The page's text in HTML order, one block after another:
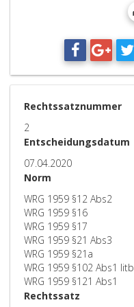
Rechtssatznummer
2
Entscheidungsdatum
07.04.2020
Norm
WRG 1959 §12 Abs2
WRG 1959 §16
WRG 1959 §17
WRG 1959 §21 Abs3
WRG 1959 §21a
WRG 1959 §102 Abs1 litb
WRG 1959 §121 Abs1
Rechtssatz